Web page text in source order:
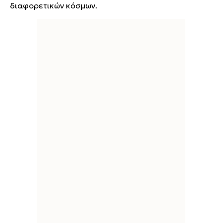
διαφορετικών κόσμων.